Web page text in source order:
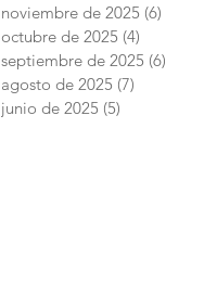
noviembre de 2025 (6)
octubre de 2025 (4)
septiembre de 2025 (6)
agosto de 2025 (7)
junio de 2025 (5)